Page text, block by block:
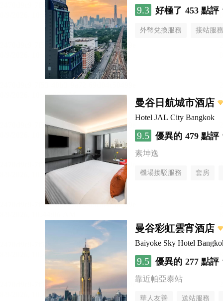
9.3 好極了 453 點評
外幣兌換服務 接站服務
曼谷日航城市酒店
Hotel JAL City Bangkok
9.5 優異的 479 點評
素坤逸
機場接駁服務 套房
曼谷彩虹雲宵酒店
Baiyoke Sky Hotel
9.5 優異的 277 點評
靠近帕亞泰站
華人友善 送站服務